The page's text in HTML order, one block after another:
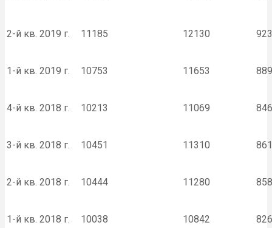
2-й кв. 2019 г. 11185 12130
1-й кв. 2019 г. 10753 11653
4-й кв. 2018 г. 10213 11069
3-й кв. 2018 г. 10451 11310
2-й кв. 2018 г. 10444 11280
1-й кв. 2018 г. 10038 10842